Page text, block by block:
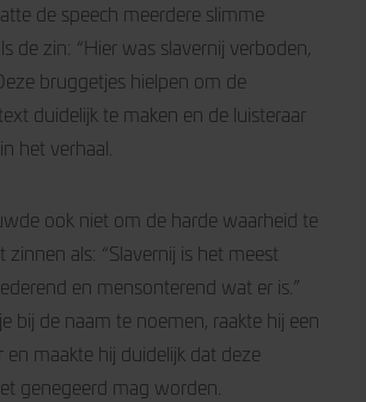
de speech meerdere slimme
de zin: “Hier was slavernij verboden,
bruggetjes hielpen om de
duidelijk te maken en de luisteraar
het verhaal.
ook niet om de harde waarheid te
zinnen als: “Slavernij is het meest
en mensonterend wat er is.”
bij de naam te noemen, raakte hij een
en maakte hij duidelijk dat deze
genegeerd mag worden.